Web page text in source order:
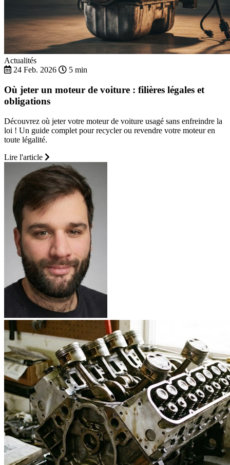
Actualités
24 Feb. 2026
5 min
Où jeter un moteur de voiture : filières légales et
obligations
Découvrez où jeter votre moteur de voiture usagé sans enfreindre la
loi ! Un guide complet pour recycler ou revendre votre moteur en
toute légalité.
Lire l'article